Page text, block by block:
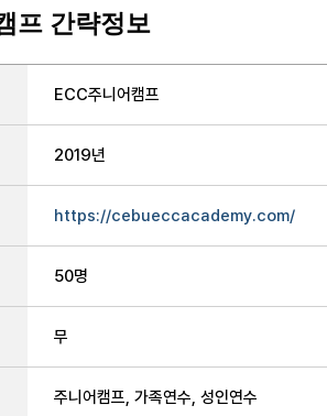
프 간략정보
ECC주니어캠프
2019년
https://cebueccacademy.com/
50명
무
주니어캠프, 가족연수, 성인연수